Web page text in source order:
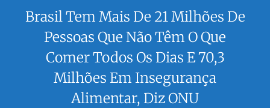
Brasil Tem Mais De 21 Milhões De
Pessoas Que Não Têm O Que
Comer Todos Os Dias E 70,3
Milhões Em Insegurança
Alimentar, Diz ONU